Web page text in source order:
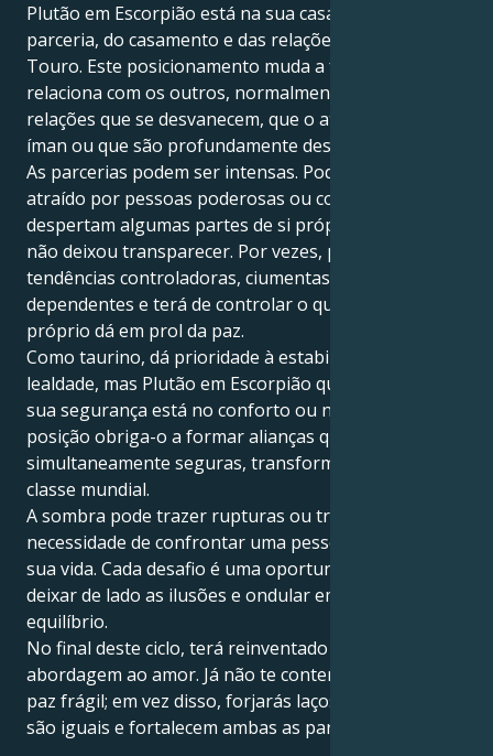
Plutão em Escorpião está na sua casa 7, a área da
parceria, do casamento e das relações individuais,
Touro. Este posicionamento muda a forma como se
relaciona com os outros, normalmente através de
relações que se desvanecem, que o atraem como um
íman ou que são profundamente desafiantes.
As parcerias podem ser intensas. Poderá sentir-se
atraído por pessoas poderosas ou complicadas que
despertam algumas partes de si próprio que ainda
não deixou transparecer. Por vezes, poderá sentir
tendências controladoras, ciumentas ou
dependentes e terá de controlar o quanto de si
próprio dá em prol da paz.
Como taurino, dá prioridade à estabilidade e à
lealdade, mas Plutão em Escorpião questiona se a
sua segurança está no conforto ou na verdade? Esta
posição obriga-o a formar alianças que sejam
simultaneamente seguras, transformadoras e de
classe mundial.
A sombra pode trazer rupturas ou traições ou a
necessidade de confrontar uma pessoa profunda na
sua vida. Cada desafio é uma oportunidade para
deixar de lado as ilusões e ondular em honestidade,
equilíbrio.
No final deste ciclo, terá reinventado toda a sua
abordagem ao amor. Já não te contentarás com uma
paz frágil; em vez disso, forjarás laços de alma que
são iguais e fortalecem ambas as partes.